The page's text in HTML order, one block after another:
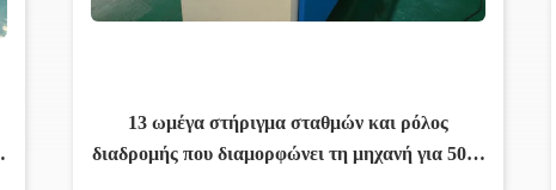
13 ωμέγα στήριγμα σταθμών και ρόλος
διαδρομής που διαμορφώνει τη μηχανή για 5000